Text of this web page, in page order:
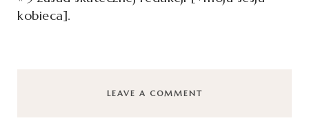
kobieca].
LEAVE A COMMENT